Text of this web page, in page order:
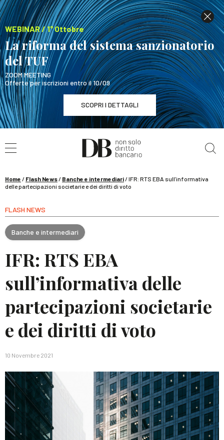
WEBINAR / 1° Ottobre
La riforma del sistema sanzionatorio
del TUF
ZOOM MEETING
Offerte per iscrizioni entro il 10/09
SCOPRI I DETTAGLI
WEBINAR / 1° Ottobre
La riforma del sistema sanzionatorio del TUF
Home / Flash News/ Banche e intermediari/IFR: RTS EBA sull’informativa
delle partecipazioni societarie e dei diritti di voto
FLASH NEWS
Banche e intermediari
IFR: RTS EBA
sull’informativa delle
partecipazioni societarie
e dei diritti di voto
10 Novembre 2021